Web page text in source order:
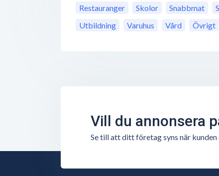
Restauranger
Skolor Snabbmat
Utbildning
Varuhus Vård Övrigt
Vill du annonsera
Se till att ditt företag syns när